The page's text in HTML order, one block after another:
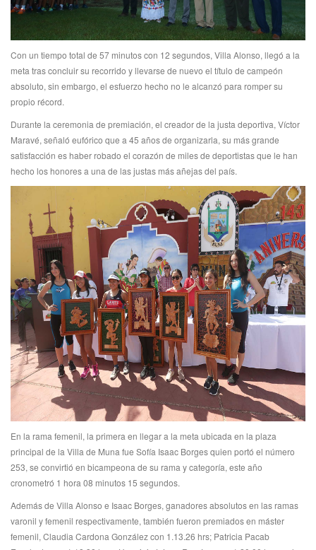
Con un tiempo total de 57 minutos con 12 segundos, Villa Alonso, llegó a la
meta tras concluir su recorrido y llevarse de nuevo el título de campeón
absoluto, sin embargo, el esfuerzo hecho no le alcanzó para romper su
propio récord.
Durante la ceremonia de premiación, el creador de la justa deportiva, Víctor
Maravé, señaló eufórico que a 45 años de organizarla, su más grande
satisfacción es haber robado el corazón de miles de deportistas que le han
hecho los honores a una de las justas más añejas del país.
En la rama femenil, la primera en llegar a la meta ubicada en la plaza
principal de la Villa de Muna fue Sofía Isaac Borges quien portó el número
253, se convirtió en bicampeona de su rama y categoría, este año
cronometró 1 hora 08 minutos 15 segundos.
Además de Villa Alonso e Isaac Borges, ganadores absolutos en las ramas
varonil y femenil respectivamente, también fueron premiados en máster
femenil, Claudia Cardona González con 1.13.26 hrs; Patricia Pacab